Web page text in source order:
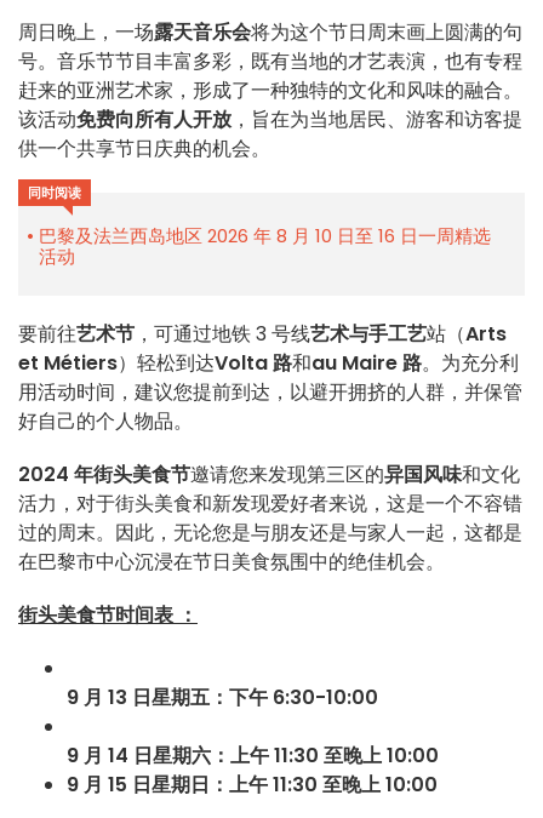
周日晚上，一场露天音乐会将为这个节日周末画上圆满的句
号。音乐节节目丰富多彩，既有当地的才艺表演，也有专程
赶来的亚洲艺术家，形成了一种独特的文化和风味的融合。
该活动免费向所有人开放，旨在为当地居民、游客和访客提
供一个共享节日庆典的机会。
同时阅读
巴黎及法兰西岛地区 2026 年 8 月 10 日至 16 日一周精选
活动
要前往艺术节 ，可通过地铁 3 号线艺术与手工艺站（Arts
et Métiers）轻松到达Volta 路和au Maire 路。为充分利
用活动时间，建议您提前到达，以避开拥挤的人群，并保管
好自己的个人物品。
2024 年街头美食节邀请您来发现第三区的异国风味和文化
活力，对于街头美食和新发现爱好者来说，这是一个不容错
过的周末。因此，无论您是与朋友还是与家人一起，这都是
在巴黎市中心沉浸在节日美食氛围中的绝佳机会。
街头美食节时间表 ：
9 月 13 日星期五：下午 6:30-10:00
9 月 14 日星期六：上午 11:30 至晚上 10:00
9 月 15 日星期日：上午 11:30 至晚上 10:00